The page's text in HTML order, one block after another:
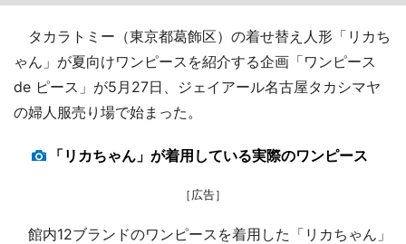
タカラトミー（東京都葛飾区）の着せ替え人形「リカち
ゃん」が夏向けワンピースを紹介する企画「ワンピース
de ピース」が5月27日、ジェイアール名古屋タカシマヤ
の婦人服売り場で始まった。
「リカちゃん」が着用している実際のワンピース
［広告］
館内12ブランドのワンピースを着用した「リカちゃん」